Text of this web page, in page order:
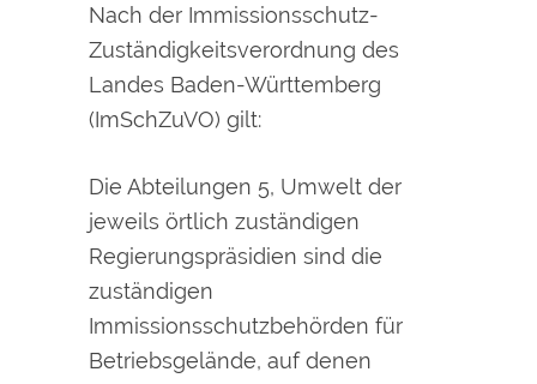
Nach der Immissionsschutz-
Zuständigkeitsverordnung des
Landes Baden-Württemberg
(ImSchZuVO) gilt:
Die Abteilungen 5, Umwelt der
jeweils örtlich zuständigen
Regierungspräsidien sind die
zuständigen
Immissionsschutzbehörden für
Betriebsgelände, auf denen